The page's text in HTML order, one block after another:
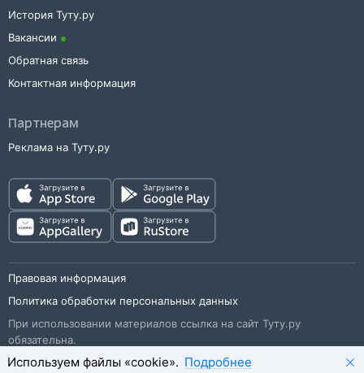
История Туту.ру
Вакансии
Обратная связь
Контактная информация
Партнерам
Реклама на Туту.ру
Правовая информация
Политика обработки персональных данных
При использовании материалов ссылка на сайт Туту.ру
обязательна.
Используем файлы «cookie». Подробнее